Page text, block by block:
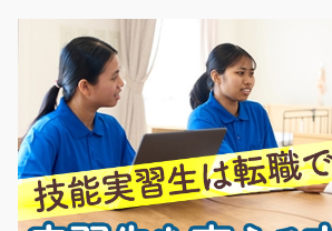
急募
《綺麗な工場でのお仕事》機械に小型
ボタンを押したり、…
長期（3ヶ月以上）
時給1100円～時給1375円
福岡県久留米市
気になる